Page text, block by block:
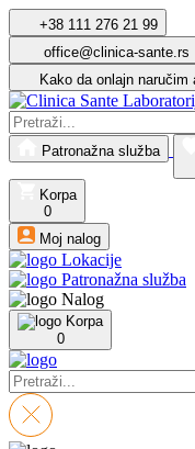
+38 111 276 21 99
office@clinica-sante.rs
Kako da onlajn naručim
Patronažna služba
Korpa
0
Moj nalog
Lokacije
Patronažna služba
Nalog
Korpa
0